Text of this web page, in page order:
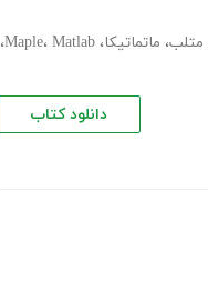
متلب، ماتماتیکا، Maple، Matlab
،
دانلود کتاب